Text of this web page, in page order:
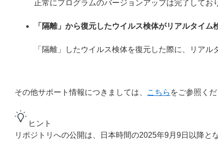
正常にプログラムのバージョンアップは完了して
「隔離」から復元したウイルス検体がリアルタイム
「隔離」したウイルス検体を復元した際に、リア
その他サポート情報につきましては、 こちら をご参照く
ヒント
リポジトリへの公開は、日本時間の2025年9月9日以降と